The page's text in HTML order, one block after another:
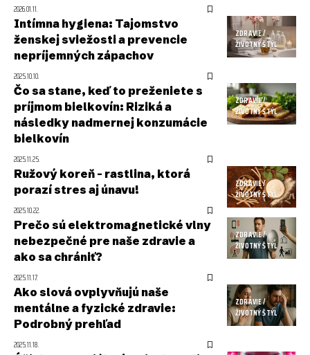
2026.01.11.
ZDRAVIE /
ŽIVOTNÝ ŠTÝL
Intímna hygiena: Tajomstvo
ženskej sviežosti a prevencie
nepríjemných zápachov
2025.10.10.
ZDRAVIE /
ŽIVOTNÝ ŠTÝL
Čo sa stane, keď to preženiete s
príjmom bielkovín: Riziká a
následky nadmernej konzumácie
bielkovín
2025.11.25.
ZDRAVIE /
ŽIVOTNÝ ŠTÝL
Ružový koreň – rastlina, ktorá
porazí stres aj únavu!
2025.10.22.
ZDRAVIE /
ŽIVOTNÝ ŠTÝL
Prečo sú elektromagnetické vlny
nebezpečné pre naše zdravie a
ako sa chrániť?
2025.11.17.
ZDRAVIE /
ŽIVOTNÝ ŠTÝL
Ako slová ovplyvňujú naše
mentálne a fyzické zdravie:
Podrobný prehľad
2025.11.18.